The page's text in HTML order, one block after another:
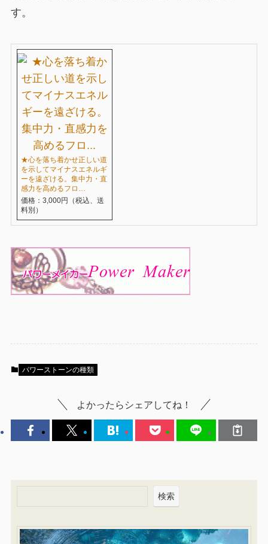
す。
★心を落ち着かせ正しい道
を示してマイナスエネルギ
ーを遠ざける。集中力・直
感力を高めるフロ…
価格：3,000円（税込、送
料別）
パワーストーンの種類
よかったらシェアしてね！
検索